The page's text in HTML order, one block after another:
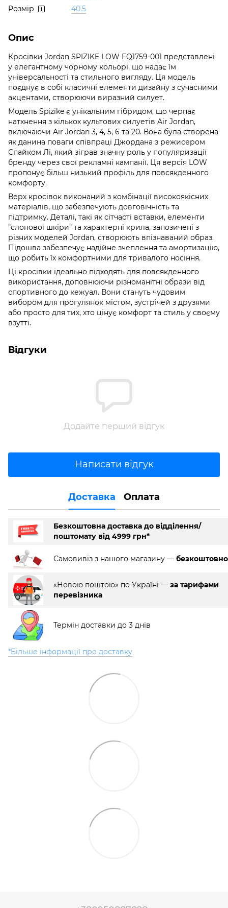
Розмір
40.5
Опис
Кросівки Jordan SPIZIKE LOW FQ1759-001 представлені
у елегантному чорному кольорі, що надає їм
універсальності та стильного вигляду. Ця модель
поєднує в собі класичні елементи дизайну з сучасними
акцентами, створюючи виразний силует.
Модель Spizike є унікальним гібридом, що черпає
натхнення з кількох культових силуетів Air Jordan,
включаючи Air Jordan 3, 4, 5, 6 та 20. Вона була створена
як данина поваги співпраці Джордана з режисером
Спайком Лі, який зіграв значну роль у популяризації
бренду через свої рекламні кампанії. Ця версія LOW
пропонує більш низький профіль для повсякденного
комфорту.
Верх кросівок виконаний з комбінації високоякісних
матеріалів, що забезпечують довговічність та
підтримку. Деталі, такі як сітчасті вставки, елементи
"слонової шкіри" та характерні крила, запозичені з
різних моделей Jordan, створюють впізнаваний образ.
Підошва забезпечує надійне зчеплення та амортизацію,
що робить їх комфортними для тривалого носіння.
Ці кросівки ідеально підходять для повсякденного
використання, доповнюючи різноманітні образи від
спортивного до кежуал. Вони стануть чудовим
вибором для прогулянок містом, зустрічей з друзями
або просто для тих, хто цінує комфорт та стиль у своєму
взутті.
Відгуки
Додайте перший відгук
Написати відгук
Доставка Оплата
Безкоштовна доставка до відділення/
поштомату від 4999 грн*
Самовивіз з нашого магазину — безкоштовно
«Новою поштою» по Україні — за тарифами
перевізника
Термін доставки до 3 днів
*Більше інформації про доставку